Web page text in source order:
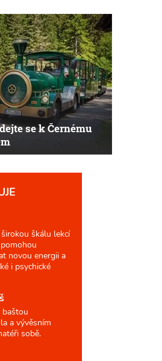
se k Černému
škálu lekcí
novou energii a
i psychické
baštou
a vývěsním
sobě.